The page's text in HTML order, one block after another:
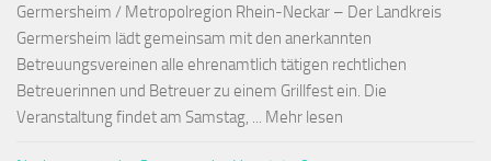
Germersheim / Metropolregion Rhein-Neckar – Der Landkreis
Germersheim lädt gemeinsam mit den anerkannten
Betreuungsvereinen alle ehrenamtlich tätigen rechtlichen
Betreuerinnen und Betreuer zu einem Grillfest ein. Die
Veranstaltung findet am Samstag, ... Mehr lesen